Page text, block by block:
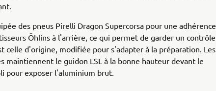
des pneus Pirelli Dragon Supercorsa pour une adhérence
Öhlins à l'arrière, ce qui permet de garder un contrôle
celle d'origine, modifiée pour s'adapter à la préparation. Les
maintiennent le guidon LSL à la bonne hauteur devant le
pour exposer l'aluminium brut.